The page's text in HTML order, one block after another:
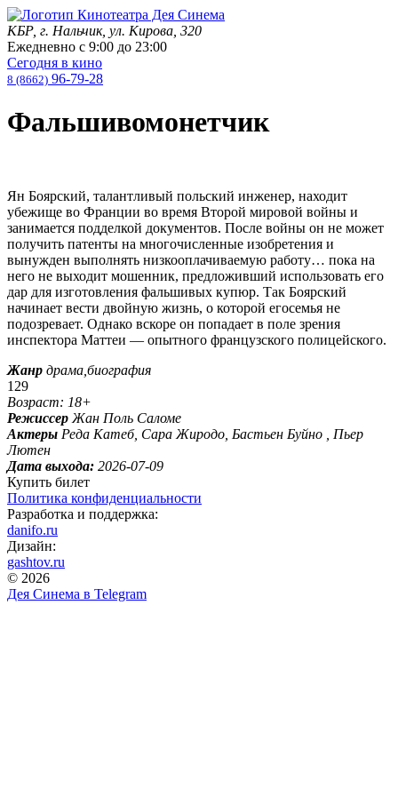
КБР, г. Нальчик, ул. Кирова, 320
Ежедневно с 9:00 до 23:00
Сегодня в кино
8 (8662) 96-79-28
Фальшивомонетчик
Ян Боярский, талантливый польский инженер, находит
убежище во Франции во время Второй мировой войны и
занимается подделкой документов. После войны он не может
получить патенты на многочисленные изобретения и
вынужден выполнять низкооплачиваемую работу… пока на
него не выходит мошенник, предложивший использовать его
дар для изготовления фальшивых купюр. Так Боярский
начинает вести двойную жизнь, о которой егосемья не
подозревает. Однако вскоре он попадает в поле зрения
инспектора Маттеи — опытного французского полицейского.
Жанр драма,биография
129
Возраст: 18+
Режиссер Жан Поль Саломе
Актеры Реда Катеб, Сара Жиродо, Бастьен Буйно , Пьер
Лютен
Дата выхода: 2026-07-09
Купить билет
Политика конфиденциальности
Разработка и поддержка:
danifo.ru
Дизайн:
gashtov.ru
© 2026
Дея Синема в Telegram